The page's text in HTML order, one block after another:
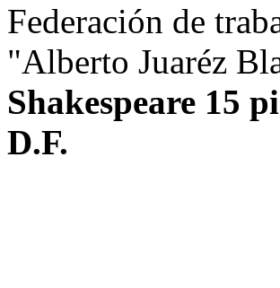
Federación de
"Alberto Juaréz
Shakespeare 15
D.F.